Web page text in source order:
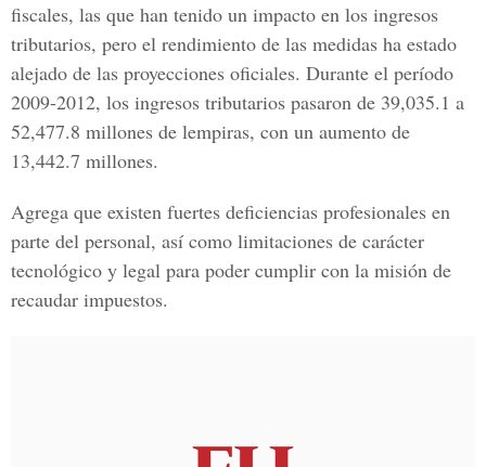
fiscales, las que han tenido un impacto en los ingresos
tributarios, pero el rendimiento de las medidas ha estado
alejado de las proyecciones oficiales. Durante el período
2009-2012, los ingresos tributarios pasaron de 39,035.1 a
52,477.8 millones de lempiras, con un aumento de
13,442.7 millones.
Agrega que existen fuertes deficiencias profesionales en
parte del personal, así como limitaciones de carácter
tecnológico y legal para poder cumplir con la misión de
recaudar impuestos.